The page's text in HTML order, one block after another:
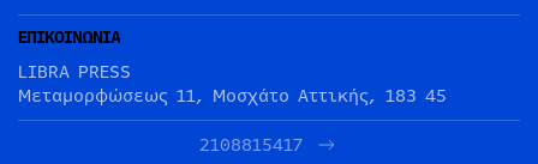
ΕΠΙΚΟΙΝΩΝΙΑ
LIBRA PRESS
Μεταμορφώσεως 11, Μοσχάτο Αττικής, 183 45
2108815417